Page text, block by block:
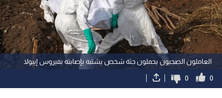
العاملون الصحيون يحملون جثة شخص يشتبه بإصابته بفيروس إيبولا
0
0